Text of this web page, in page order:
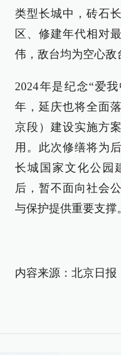
类型长城中，砖石
区、修建年代相对
伟，敌台均为空心敌
2024年是纪念“爱
年，延庆也将全面
京段）建设实施方
用。此次修缮将为
长城国家文化公园
后，暂不面向社会
与保护提供重要支撑
内容来源：北京日报